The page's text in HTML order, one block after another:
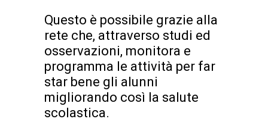
Questo è possibile grazie alla
rete che, attraverso studi ed
osservazioni, monitora e
programma le attività per far
star bene gli alunni
migliorando così la salute
scolastica.